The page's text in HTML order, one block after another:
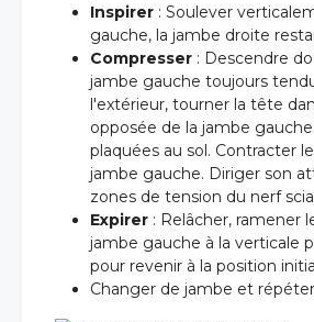
Inspirer : Soulever
gauche, la jambe droite
Compresser : Descendre
jambe gauche toujours
l'extérieur, tourner la tête
opposée de la jambe
plaquées au sol. Contracter
jambe gauche. Diriger son
zones de tension du nerf
Expirer : Relâcher, ramener
jambe gauche à la verticale
pour revenir à la position
Changer de jambe et